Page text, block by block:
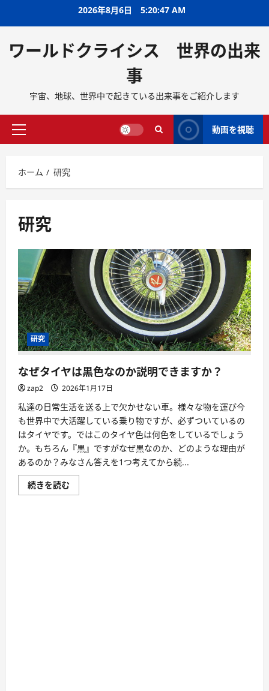
2026年8月6日 5:20:47 AM
ワールドクライシス 世界の出来
事
宇宙、地球、世界中で起きている出来事をご紹介します
動画を視聴
ホーム 研究
研究
研究
なぜタイヤは黒色なのか説明できますか？
zap2 2026年1月17日
私達の日常生活を送る上で欠かせない車。様々な物を運び今
も世界中で大活躍している乗り物ですが、必ずついているの
はタイヤです。ではこのタイヤ色は何色をしているでしょう
か。もちろん『黒』ですがなぜ黒なのか、どのような理由が
あるのか？みなさん答えを1つ考えてから続...
続きを読む